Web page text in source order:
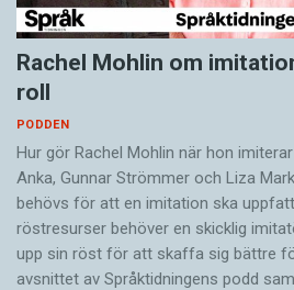
Rachel Mohlin om
roll
PODDEN
Hur gör Rachel Mohlin när hon
Anka, Gunnar Strömmer och Liza
behövs för att en imitation ska
röstresurser behöver en skicklig
upp sin röst för att skaffa sig bättre
avsnittet av Språktidningens podd